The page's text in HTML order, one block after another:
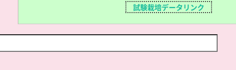
試験栽培データリンク